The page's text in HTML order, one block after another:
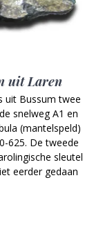
uit Laren
uit Bussum twee
snelweg A1 en
(mantelspeld)
625. De tweede
sleutel
eerder gedaan